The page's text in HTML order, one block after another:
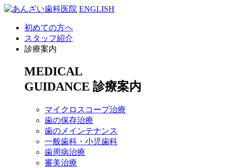
ENGLISH
初めての方へ
スタッフ紹介
診療案内
MEDICAL
GUIDANCE 診療案内
マイクロスコープ治療
歯の保存治療
歯のメインテナンス
一般歯科・小児歯科
歯周病治療
審美治療